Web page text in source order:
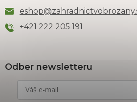
eshop@
+421 222 205 191
Odber newsletteru